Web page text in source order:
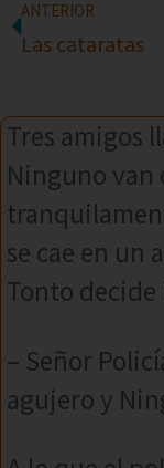
ANTERIOR
Las cataratas
Tres amigos
Ninguno van
se cae en un
Tonto decide
– Señor
agujero y